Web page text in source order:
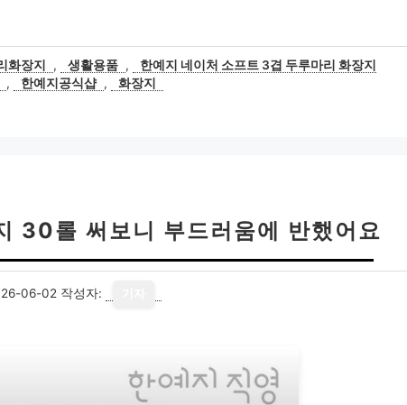
화장지 , 생활용품 ,
한예지 네이처 소프트 3겹 두루마리 화장지
, 한예지공식샵 , 화장지
30롤 써보니 부드러움에 반했어요
06-02 작성자: